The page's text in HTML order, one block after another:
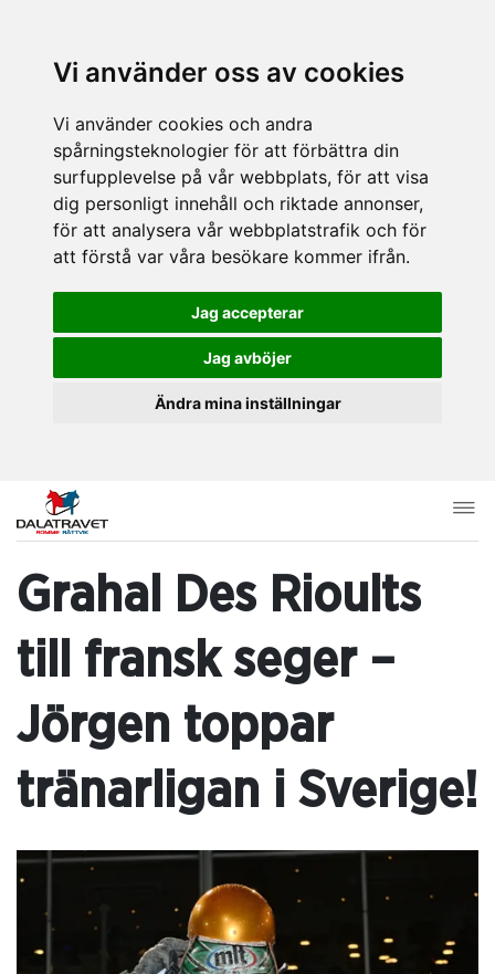
Vi använder oss av cookies
Vi använder cookies och andra
spårningsteknologier för att förbättra din
surfupplevelse på vår webbplats, för att visa
dig personligt innehåll och riktade annonser,
för att analysera vår webbplatstrafik och för
att förstå var våra besökare kommer ifrån.
Jag accepterar
Jag avböjer
Ändra mina inställningar
Grahal Des Rioults
till fransk seger –
Jörgen toppar
tränarligan i Sverige!